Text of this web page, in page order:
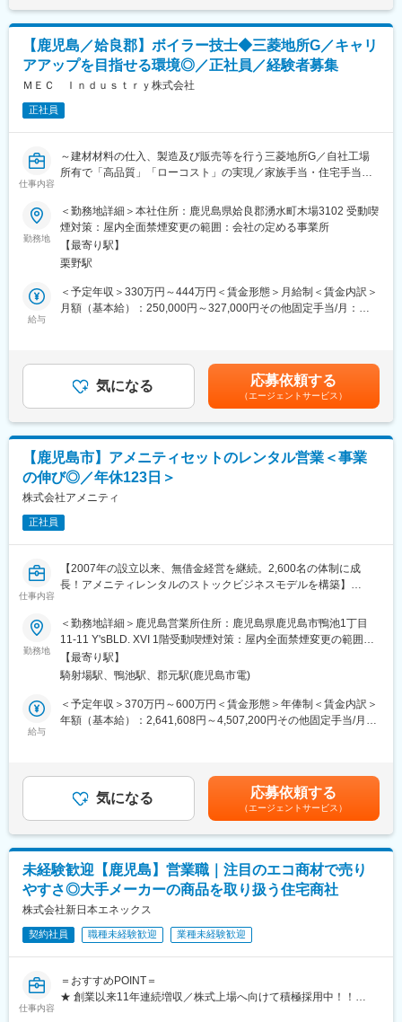
■キャリアアップについて：
本人の頑張りを昇給、昇格にて評価される制度が御座います。ま
た、事業拡大に伴い、新規の営業所も出店しており、営業所長や
エリアを管理する責任者などのポストがある為、早期のキャリア
アップが見込めます。 ※実際に入社4年前後で所長になった中途入
社の方もいらっしゃいます。
■会社情報：
当社は入院中に必要となるアメニティ(パジャマ・タオル・日用
品）をレンタルするアメニティサポートシステムを提供している
レンタルだけでなく、病院・介護施設内での申込の受付業務から
ご利用者への提供・回収・請求まで全て弊社で受け持っておりま
す。そのため医療・介護施設の業務負担の軽減もでき多くのメリ
ットがあります。拠点は北海道から九州まで展開し、毎年増収・
変更の範囲：会社の定める業務
評価も重視）・年収例：370-480万円(主任/入社2-3年)⇒420-550
万円(係長/入社3-5年)賃金はあくまでも目安の金額であり、選考を
通じて上下する可能性があります。月給(月額)は固定手当を含めた
表記です。
【鹿児島／姶良郡】ボイラー技士◆三菱地所G／キャリ
アアップを目指せる環境◎／正社員／経験者募集
ＭＥＣ Ｉｎｄｕｓｔｒｙ株式会社
正社員
仕事内容
～建材材料の仕入、製造及び販売等を行う三菱地所G／自社工場
所有で「高品質」「ローコスト」の実現／家族手当・住宅手当ほ
■業務内容：
◇工場内ボイラーの運転管理業務
◇工場内で発生する木くず、端材などの焼却
◇住宅建築現場で発生するフレコン詰めの木くずの焼却
◇機器設備の営繕管理・点検・安全管理 など
島県湧水町の県立栗野工業高校跡地に自社生産拠点となる木材加
工施設の本格操業を開始いたしました。
三菱地所株式会社をはじめ、株式会社竹中工務店・大豊建設株式
ら林業の新たな可能性を創造しております。事業エリアは鹿児
島・九州をベースに日本全国へ展開しています。
■CLTによる社会課題解決型の新たな木材活用事業：
当社が推進する事業は、コンクリートや鉄で作られている建物の
一部を木に置き換え・組み合わせる「新建材事業」と、あらかじ
め工場で部材を製造し、現場で建物を組み立てる「MOKUWELL
事業」です。CLTとは木の板の層を各層で互いに直交するように
積層接着した大判パネルで、品質が安定し、工事期間の短縮が可
能となります。新たな木材活用事業に取り組み、地域の皆様と共
変更の範囲：会社の定める業務
勤務地
＜勤務地詳細＞本社住所：鹿児島県姶良郡湧水町木場3102 受動喫
煙対策：屋内全面禁煙変更の範囲：会社の定める事業所
【最寄り駅】
栗野駅
給与
＜予定年収＞330万円～444万円＜賃金形態＞月給制＜賃金内訳＞
月額（基本給）：250,000円～327,000円その他固定手当/月：
1.6ヶ月)賃金はあくまでも目安の金額であり、選考を通じて上下
する可能性があります。月給(月額)は固定手当を含めた表記です。
気になる 応募依頼する
（エージェントサービス）
【鹿児島市】アメニティセットのレンタル営業＜事業
の伸び◎／年休123日＞
株式会社アメニティ
正社員
仕事内容
【2007年の設立以来、無借金経営を継続。2,600名の体制に成
長！アメニティレンタルのストックビジネスモデルを構築】
を図るため、このたび新たな仲間をお迎えすることとなりまし
た。
■業務詳細：
病院や介護施設に向けて、入院・入所時に必要な衣類やタオル、
日用品などをレンタルできる「アメニティサポートシステム」を
提案する営業です。ニーズに応じて、人材派遣・紹介サービスや
献性も高く、今後の高齢化社会において成長が見込める成長産業
です。 また、病院や介護施設の業務軽減に貢献する事で、患者
様、利用者様へのサービス向上に直結する為、大変やりがいのあ
■キャリアアップについて：
本人の頑張りを昇給、昇格にて評価される制度が御座います。ま
た、事業拡大に伴い、新規の営業所も出店しており、営業所長や
エリアを管理する責任者などのポストがある為、早期のキャリア
アップが見込めます。 ※実際に入社4年前後で所長になった中途入
社の方もいらっしゃいます。
当社は入院中に必要となるアメニティ(パジャマ・タオル・日用
品）をレンタルするアメニティサポートシステムを提供している
勤務地
＜勤務地詳細＞鹿児島営業所住所：鹿児島県鹿児島市鴨池1丁目
11-11 Y'sBLD. XVI 1階受動喫煙対策：屋内全面禁煙変更の範囲：
会社の定める事業所
【最寄り駅】
騎射場駅、鴨池駅、郡元駅(鹿児島市電)
給与
＜予定年収＞370万円～600万円＜賃金形態＞年俸制＜賃金内訳＞
年額（基本給）：2,641,608円～4,507,200円その他固定手当/月：
無＞有＜残業手当＞有＜給与補足＞※経験・能力・前職の給与など
を考慮するため上下する可能性があります・評価：年2回（4月・
10月/売上実績だけでなく取り組み姿勢や提案プロセスなどの定性
評価も重視）・年収例：370-480万円(主任/入社2-3年)⇒420-550
万円(係長/入社3-5年)賃金はあくまでも目安の金額であり、選考を
通じて上下する可能性があります。月給(月額)は固定手当を含めた
表記です。
気になる 応募依頼する
（エージェントサービス）
未経験歓迎【鹿児島】営業職｜注目のエコ商材で売り
やすさ◎大手メーカーの商品を取り扱う住宅商社
株式会社新日本エネックス
契約社員 職種未経験歓迎 業種未経験歓迎
仕事内容
＝おすすめPOINT＝
★ 創業以来11年連続増収／株式上場へ向けて積極採用中！！